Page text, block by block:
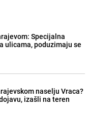
Specijalna
ulicama, poduzimaju se
naselju Vraca?
izašli na teren